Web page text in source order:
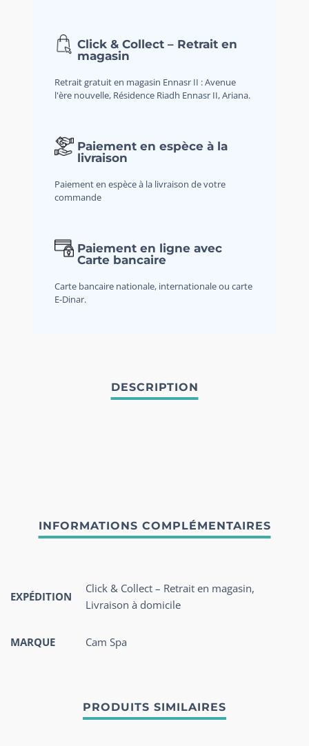
Click & Collect – Retrait en
magasin
Retrait gratuit en magasin Ennasr II : Avenue
l'ère nouvelle, Résidence Riadh Ennasr II, Ariana.
Paiement en espèce à la
livraison
Paiement en espèce à la livraison de votre
commande
Paiement en ligne avec
Carte bancaire
Carte bancaire nationale, internationale ou carte
E-Dinar.
EXPÉDITION
Click & Collect – Retrait en magasin,
Livraison à domicile
MARQUE Cam Spa
PRODUITS SIMILAIRES